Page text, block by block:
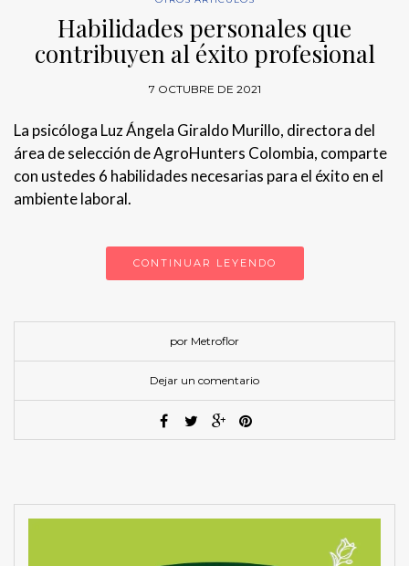
Habilidades personales que
contribuyen al éxito profesional
7 OCTUBRE DE 2021
La psicóloga Luz Ángela Giraldo Murillo, directora del
área de selección de AgroHunters Colombia, comparte
con ustedes 6 habilidades necesarias para el éxito en el
ambiente laboral.
CONTINUAR LEYENDO
por Metroflor
Dejar un comentario